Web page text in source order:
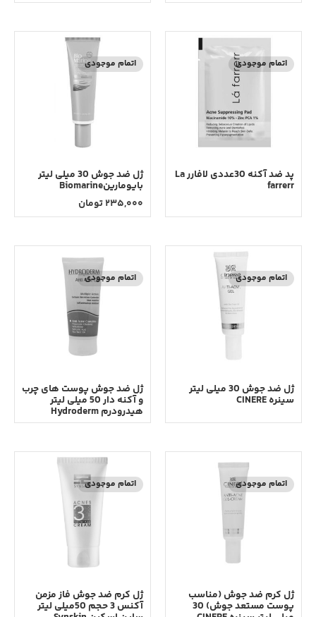
اتمام موجودی
پد ضد آکنه 30عددی لافارر La
farrerr
اتمام موجودی
ژل ضد جوش 30 میلی لیتر
بایومارینBiomarine
235,000تومان
اتمام موجودی
ژل ضد جوش 30 میلی لیتر
سینره CINERE
اتمام موجودی
ژل ضد جوش پوست های چرب
و آکنه دار 50 میلی لیتر
هیدرودرم Hydroderm
اتمام موجودی
ژل کرم ضد جوش (مناسب
پوست مستعد جوش) 30
اتمام موجودی
ژل کرم ضد جوش فاز مزمن
آکنس 3 حجم 50میلی لیتر